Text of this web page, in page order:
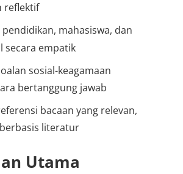
reflektif
mahasiswa, dan
secara empatik
sosial-keagamaan
bertanggung jawab
bacaan yang relevan,
literatur
Utama